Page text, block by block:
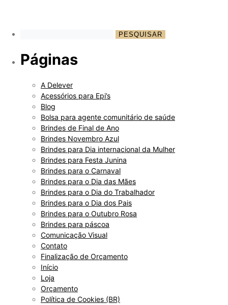
Páginas
A Delever
Acessórios para Epi’s
Blog
Bolsa para agente comunitário de saúde
Brindes de Final de Ano
Brindes Novembro Azul
Brindes para Dia internacional da Mulher
Brindes para Festa Junina
Brindes para o Carnaval
Brindes para o Dia das Mães
Brindes para o Dia do Trabalhador
Brindes para o Dia dos Pais
Brindes para o Outubro Rosa
Brindes para páscoa
Comunicação Visual
Contato
Finalização de Orçamento
Início
Loja
Orçamento
Política de Cookies (BR)